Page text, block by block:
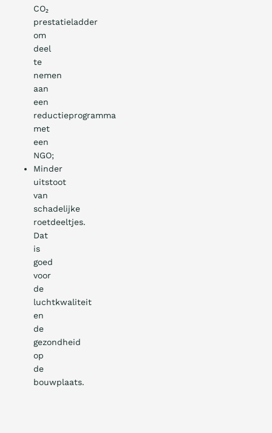
CO₂
prestatieladder
om
deel
te
nemen
aan
een
reductieprogramma
met
een
NGO;
Minder
uitstoot
van
schadelijke
roetdeeltjes.
Dat
is
goed
voor
de
luchtkwaliteit
en
de
gezondheid
op
de
bouwplaats.